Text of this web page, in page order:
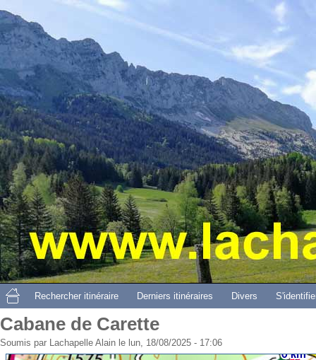
Aller
Cabane de Carette
Soumis par Lachapelle Alain le lun, 18/08/2025 - 17:06
Rechercher itinéraire Derniers itinéraires Divers